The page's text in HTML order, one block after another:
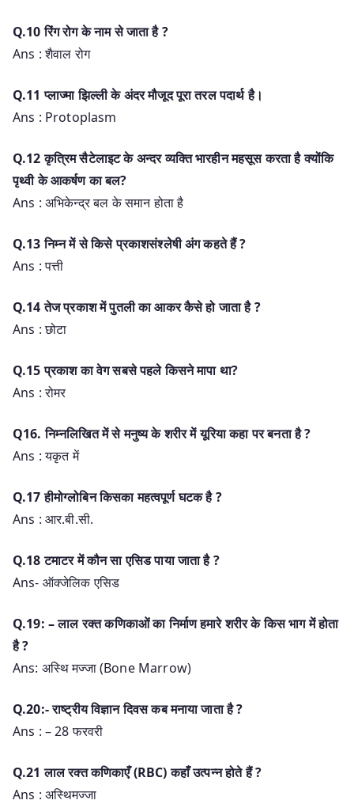
Q.10 रिंग रोग के नाम से जाता है ?
Ans : शैवाल रोग
Q.11 प्लाज्मा झिल्ली के अंदर मौजूद पूरा तरल पदार्थ है।
Ans : Protoplasm
Q.12 कृत्रिम सैटेलाइट के अन्दर व्यक्ति भारहीन महसूस करता है क्योंकि
पृथ्वी के आकर्षण का बल?
Ans : अभिकेन्द्र बल के समान होता है
Q.13 निम्न में से किसे प्रकाशसंश्लेषी अंग कहते हैं ?
Ans : पत्ती
Q.14 तेज प्रकाश में पुतली का आकर कैसे हो जाता है ?
Ans : छोटा
Q.15 प्रकाश का वेग सबसे पहले किसने मापा था?
Ans : रोमर
Q16. निम्नलिखित में से मनुष्य के शरीर में यूरिया कहा पर बनता है ?
Ans : यकृत में
Q.17 हीमोग्लोबिन किसका महत्वपूर्ण घटक है ?
Ans : आर.बी.सी.
Q.18 टमाटर में कौन सा एसिड पाया जाता है ?
Ans- ऑक्जेलिक एसिड
Q.19: – लाल रक्त कणिकाओं का निर्माण हमारे शरीर के किस भाग में होता
है ?
Ans: अस्थि मज्जा (Bone Marrow)
Q.20:- राष्ट्रीय विज्ञान दिवस कब मनाया जाता है ?
Ans : – 28 फरवरी
Q.21 लाल रक्त कणिकाएँ (RBC) कहाँ उत्पन्न होते हैं ?
Ans : अस्थिमज्जा